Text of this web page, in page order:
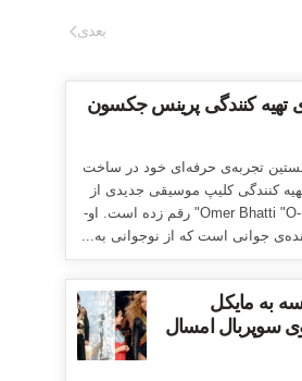
بعدی
تهیه کنندگی پرینس جکسون
تجربه‌ی حرفه‌ای خود در ساخت
تهیه کنندگی کلیپ موسیقی جدیدی از
خواننده‌ی رپ Omer Bhatti "O-Bee" رقم زده است. او-
جوانی است که از نوجوانی به...
به مایکل
سوپربال امسال